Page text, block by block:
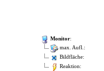
Monitor:
max. Aufl.:
Bildfläche:
Reaktion: